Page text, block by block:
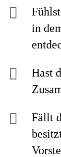
in
Hast
Fällt